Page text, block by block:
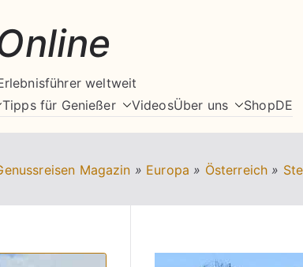
weltweit
Tipps für Genießer VideosÜber uns ShopDE
Magazin » Europa » Österreich »